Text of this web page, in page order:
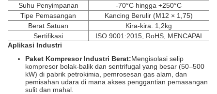
Suhu Penyimpanan
-70°C hingga +250°C
Tipe Pemasangan
Kancing Berulir (M12 × 1,75)
Berat Satuan
Kira-kira. 1,2kg
Sertifikasi
ISO 9001:2015, RoHS, MENCAPAI
Aplikasi Industri
Paket Kompresor Industri Berat:Mengisolasi selip
kompresor bolak-balik dan sentrifugal yang besar (50–500
kW) di pabrik petrokimia, pemrosesan gas alam, dan
pemisahan udara di mana akses penggantian pemasangan
sulit dan mahal.